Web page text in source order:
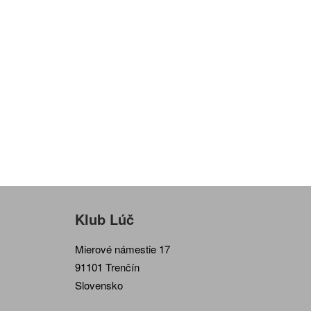
Klub Lúč
Mierové námestie 17
91101 Trenčín
Slovensko